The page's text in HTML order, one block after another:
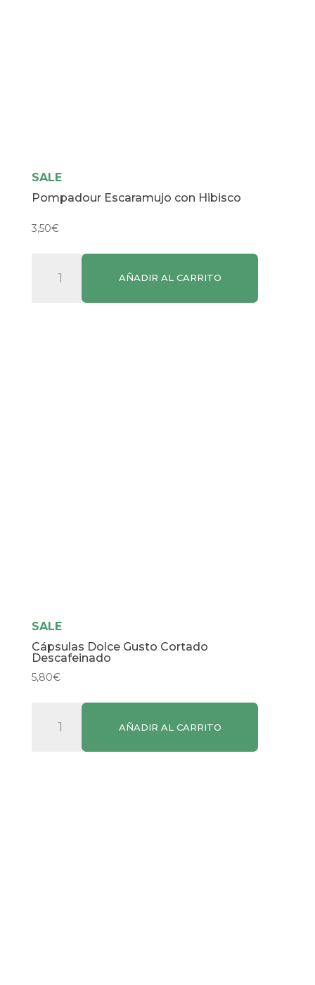
SALE
Pompadour Escaramujo con Hibisco
3,50€
Pompadour
Escaramujo
AÑADIR AL CARRITO
SALE
Cápsulas Dolce Gusto Cortado
Descafeinado
5,80€
Dolce
AÑADIR AL CARRITO